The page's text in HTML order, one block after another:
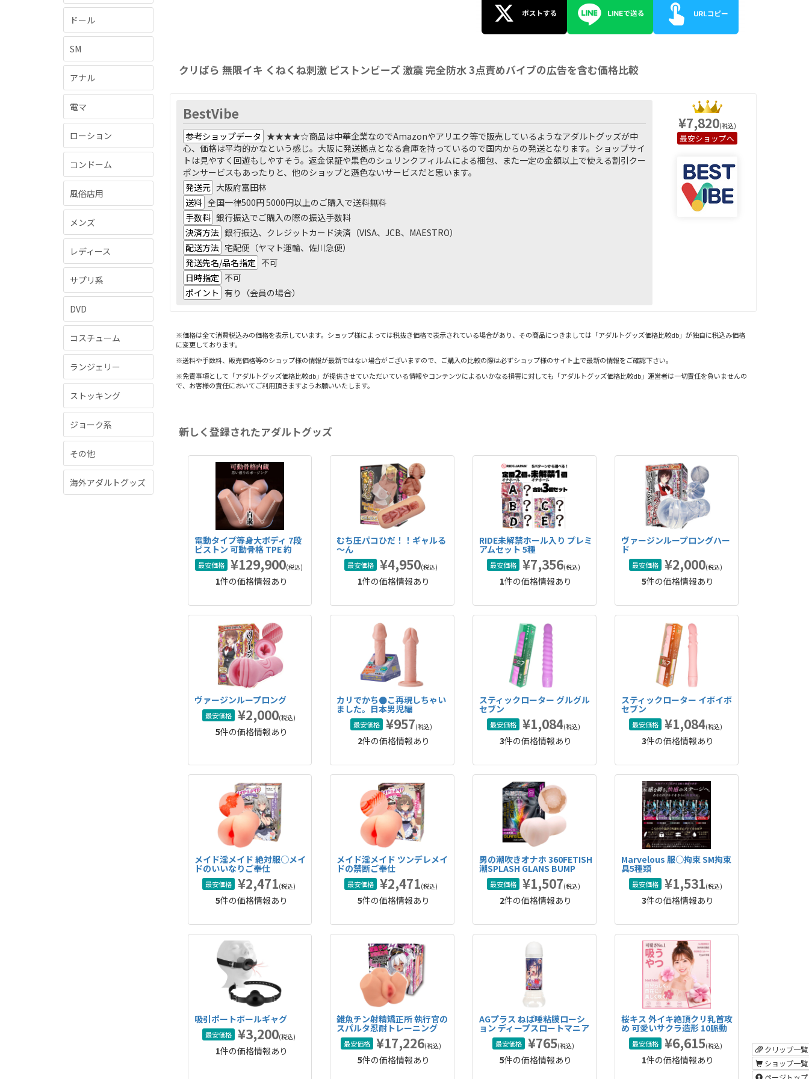
ドール
SM
アナル
電マ
ローション
コンドーム
風俗店用
メンズ
レディース
サプリ系
DVD
コスチューム
ランジェリー
ストッキング
ジョーク系
その他
海外アダルトグッズ
クリばら 無限イキ くねくね刺激 ピストンビーズ 激震 完全防水 3点責めバイブの広告を含む価格比較
BestVibe
参考ショップデータ ★★★★☆商品は中華企業なのでAmazonやアリエク等で販売しているようなアダルトグッズが中
心、価格は平均的かなという感じ。大阪に発送拠点となる倉庫を持っているので国内からの発送となります。ショップサイ
トは見やすく回遊もしやすそう。返金保証や黒色のシュリンクフィルムによる梱包、また一定の金額以上で使える割引クー
ポンサービスもあったりと、他のショップと遜色ないサービスだと思います。
発送元 大阪府富田林
送料 全国一律500円 5000円以上のご購入で送料無料
手数料 銀行振込でご購入の際の振込手数料
決済方法 銀行振込、クレジットカード決済（VISA、JCB、MAESTRO）
配送方法 宅配便（ヤマト運輸、佐川急便）
発送先名/品名指定 不可
日時指定 不可
ポイント 有り（会員の場合）
¥7,820(税込)
ショップへ
※価格は全て消費税込みの価格を表示しています。ショップ様によっては税抜き価格で表示されている場合があり、その商品につきましては「アダルトグッズ価格比較db」が独自に税込み価格
に変更しております。
※送料や手数料、販売価格等のショップ様の情報が最新ではない場合がございますので、ご購入の比較の際は必ずショップ様のサイト上で最新の情報をご確認下さい。
※免責事項として「アダルトグッズ価格比較db」が提供させていただいている情報やコンテンツによるいかなる損害に対しても「アダルトグッズ価格比較db」運営者は一切責任を負いませんの
で、お客様の責任においてご利用頂きますようお願いいたします。
新しく登録されたアダルトグッズ
電動タイプ等身大ボディ 7段
ピストン 可動骨格 TPE 約
28kg 完全防水 大型オナホ
最安価格 ¥129,900(税込)
1件の価格情報あり
むち圧パコひだ！！ギャルる
～ん
最安価格 ¥4,950(税込)
1件の価格情報あり
RIDE未解禁ホール入り プレミ
アムセット 5種
最安価格 ¥7,356(税込)
1件の価格情報あり
ヴァージンループロングハー
ド
最安価格 ¥2,000(税込)
5件の価格情報あり
ヴァージンループロング
最安価格 ¥2,000(税込)
5件の価格情報あり
カリでかち●こ再現しちゃい
ました。日本男児編
最安価格 ¥957(税込)
2件の価格情報あり
スティックローター グルグル
セブン
最安価格 ¥1,084(税込)
3件の価格情報あり
スティックローター イボイボ
セブン
最安価格 ¥1,084(税込)
3件の価格情報あり
メイド淫メイド 絶対服○メイ
ドのいいなりご奉仕
最安価格 ¥2,471(税込)
5件の価格情報あり
メイド淫メイド ツンデレメイ
ドの禁断ご奉仕
最安価格 ¥2,471(税込)
5件の価格情報あり
男の潮吹きオナホ 360FETISH
潮SPLASH GLANS BUMP
最安価格 ¥1,507(税込)
2件の価格情報あり
Marvelous 服○拘束 SM拘束
具5種類
最安価格 ¥1,531(税込)
3件の価格情報あり
吸引ポートボールギャグ
最安価格 ¥3,200(税込)
1件の価格情報あり
雑魚チン射精矯正所 執行官の
スパルタ忍耐トレーニング
最安価格 ¥17,226(税込)
5件の価格情報あり
AGプラス ねば唾粘膜ローシ
ョン ディープスロートマニア
最安価格 ¥765(税込)
5件の価格情報あり
桜キス 外イキ絶頂クリ乳首攻
め 可愛いサクラ造形 10脈動
吸引 10密着激震 吸うやつ 吸
引バイブ
最安価格 ¥6,615(税込)
1件の価格情報あり
クリップ一覧
ショップ一覧
ページトップ